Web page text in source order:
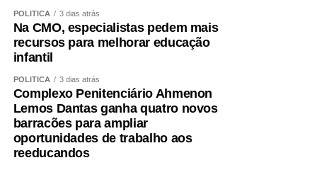
Quem pretende governar um Estado precisa, antes de
tudo, demonstrar que sua palavra tem valor. Precisa
respeitar compromissos, aliados e pessoas que
aceitaram caminhar ao seu lado. Não é possível pedir
confiança a mais de três milhões de mato-grossenses
quando não se consegue honrar compromissos
assumidos dentro da própria casa.
O que ocorreu comigo representa uma falta de respeito
POLÍTICA 3 dias atrás
Na CMO, especialistas pedem mais
recursos para melhorar educação
infantil
POLÍTICA 3 dias atrás
Complexo Penitenciário Ahmenon
Lemos Dantas ganha quatro novos
barracões para ampliar
oportunidades de trabalho aos
reeducandos